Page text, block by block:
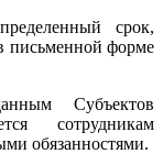
срок,
письменной форме
Субъектов
сотрудникам
обязанностями.